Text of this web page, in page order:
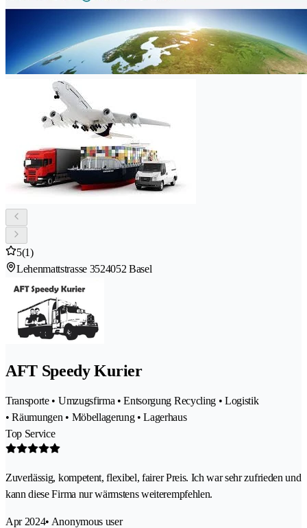
5(1)
Lehenmattstrasse 3524052 Basel
AFT Speedy Kurier
Transporte • Umzugsfirma • Entsorgung Recycling • Logistik
• Räumungen • Möbellagerung • Lagerhaus
Top Service
Zuverlässig, kompetent, flexibel, fairer Preis. Ich war sehr zufrieden und
kann diese Firma nur wärmstens weiterempfehlen.
Apr 2024• Anonymous user